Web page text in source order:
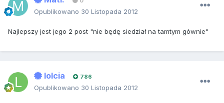
Opublikowano 30 Listopada 2012
Najlepszy jest jego 2 post "nie będę siedział na tamtym gównie"
lolcia 786
Opublikowano 30 Listopada 2012